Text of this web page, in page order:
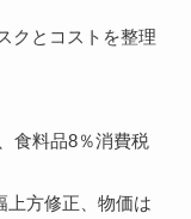
クとコストを整理
食料品8％消費税
上方修正、物価は